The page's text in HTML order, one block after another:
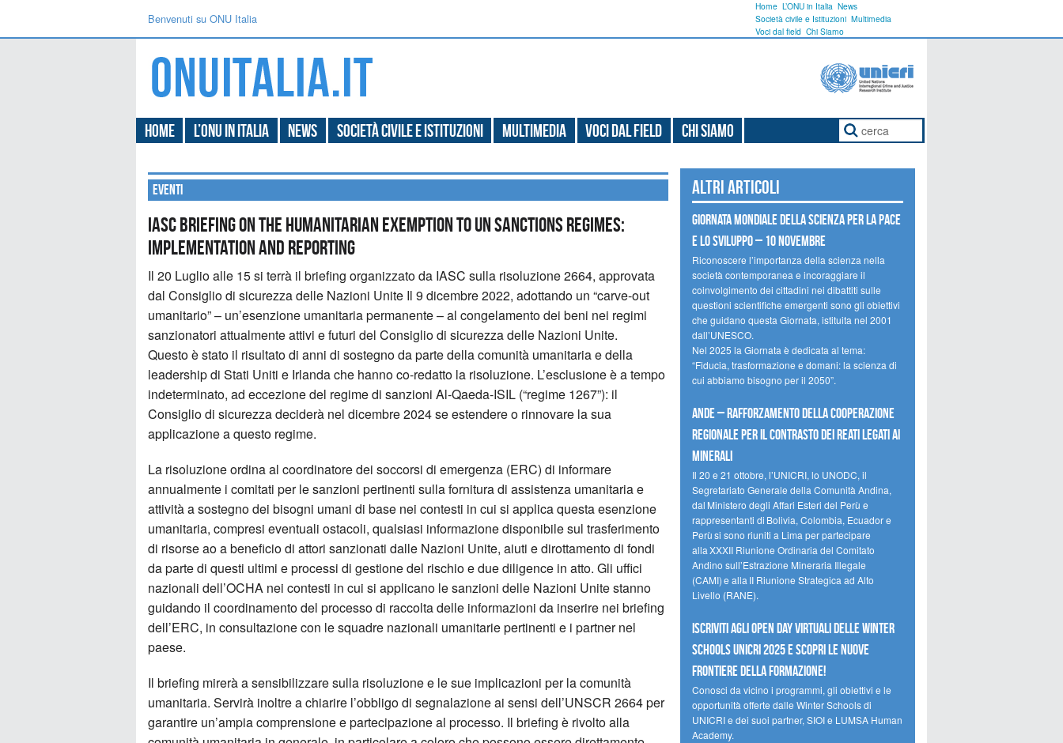
Benvenuti su ONU Italia
Home L’ONU in Italia News
Società civile e Istituzioni Multimedia
Voci dal field Chi Siamo
Home L’ONU in Italia News Società civile e Istituzioni Multimedia Voci dal field Chi Siamo
Eventi
IASC Briefing on the Humanitarian Exemption to UN Sanctions Regimes:
Implementation and Reporting
Il 20 Luglio alle 15 si terrà il briefing organizzato da IASC sulla risoluzione 2664, approvata
dal Consiglio di sicurezza delle Nazioni Unite Il 9 dicembre 2022, adottando un “carve-out
umanitario” – un’esenzione umanitaria permanente – al congelamento dei beni nei regimi
sanzionatori attualmente attivi e futuri del Consiglio di sicurezza delle Nazioni Unite.
Questo è stato il risultato di anni di sostegno da parte della comunità umanitaria e della
leadership di Stati Uniti e Irlanda che hanno co-redatto la risoluzione. L’esclusione è a tempo
indeterminato, ad eccezione del regime di sanzioni Al-Qaeda-ISIL (“regime 1267”): il
Consiglio di sicurezza deciderà nel dicembre 2024 se estendere o rinnovare la sua
applicazione a questo regime.
La risoluzione ordina al coordinatore dei soccorsi di emergenza (ERC) di informare
annualmente i comitati per le sanzioni pertinenti sulla fornitura di assistenza umanitaria e
attività a sostegno dei bisogni umani di base nei contesti in cui si applica questa esenzione
umanitaria, compresi eventuali ostacoli, qualsiasi informazione disponibile sul trasferimento
di risorse ao a beneficio di attori sanzionati dalle Nazioni Unite, aiuti e dirottamento di fondi
da parte di questi ultimi e processi di gestione del rischio e due diligence in atto. Gli uffici
nazionali dell’OCHA nei contesti in cui si applicano le sanzioni delle Nazioni Unite stanno
guidando il coordinamento del processo di raccolta delle informazioni da inserire nei briefing
dell’ERC, in consultazione con le squadre nazionali umanitarie pertinenti e i partner nel
paese.
Il briefing mirerà a sensibilizzare sulla risoluzione e le sue implicazioni per la comunità
umanitaria. Servirà inoltre a chiarire l’obbligo di segnalazione ai sensi dell’UNSCR 2664 per
garantire un’ampia comprensione e partecipazione al processo. Il briefing è rivolto alla
Altri articoli
Giornata mondiale della scienza per la pace
e lo sviluppo – 10 novembre
Riconoscere l’importanza della scienza nella
società contemporanea e incoraggiare il
coinvolgimento dei cittadini nei dibattiti sulle
questioni scientifiche emergenti sono gli obiettivi
che guidano questa Giornata, istituita nel 2001
dall’UNESCO.
Nel 2025 la Giornata è dedicata al tema:
“Fiducia, trasformazione e domani: la scienza di
cui abbiamo bisogno per il 2050”.
Ande – Rafforzamento della cooperazione
regionale per il contrasto dei reati legati ai
minerali
Il 20 e 21 ottobre, l’UNICRI, lo UNODC, il
Segretariato Generale della Comunità Andina,
dal Ministero degli Affari Esteri del Perù e
rappresentanti di Bolivia, Colombia, Ecuador e
Perù si sono riuniti a Lima per partecipare
alla XXXII Riunione Ordinaria del Comitato
Andino sull’Estrazione Mineraria Illegale
(CAMI) e alla II Riunione Strategica ad Alto
Livello (RANE).
Iscriviti agli Open Day Virtuali delle Winter
Schools UNICRI 2025 e scopri le nuove
frontiere della formazione!
Conosci da vicino i programmi, gli obiettivi e le
opportunità offerte dalle Winter Schools di
UNICRI e dei suoi partner, SIOI e LUMSA Human
Academy.